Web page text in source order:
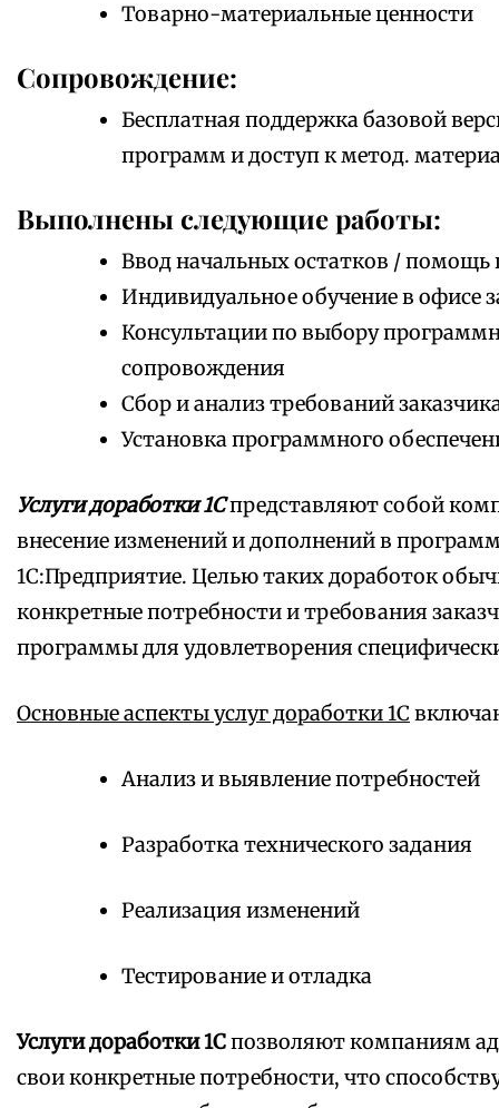
Товарно-материальные ценности
Сопровождение:
Бесплатная поддержка базовой
программ и доступ к метод.
Выполнены следующие работы:
Ввод начальных остатков / помощь
Индивидуальное обучение в офисе
Консультации по выбору
сопровождения
Сбор и анализ требований
Установка программного
Услуги доработки 1Спредставляют собой
внесение изменений и дополнений в
1С:Предприятие. Целью таких доработок
конкретные потребности и требования
программы для удовлетворения
Основные аспекты услуг доработки 1С
Анализ и выявление потребностей
Разработка технического задания
Реализация изменений
Тестирование и отладка
Услуги доработки 1Спозволяют компаниям
свои конкретные потребности, что